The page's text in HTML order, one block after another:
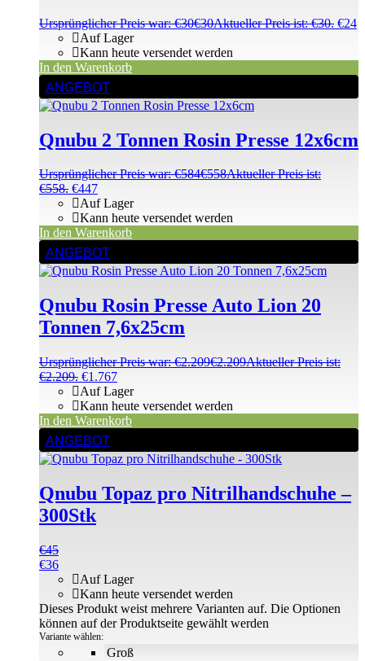
Ursprünglicher Preis war: €30€30Aktueller Preis ist: €30. €24
Auf Lager
Kann heute versendet werden
In den Warenkorb
ANGEBOT
Qnubu 2 Tonnen Rosin Presse 12x6cm
Ursprünglicher Preis war: €584€558Aktueller Preis ist:
€558. €447
Auf Lager
Kann heute versendet werden
In den Warenkorb
ANGEBOT
Qnubu Rosin Presse Auto Lion 20
Tonnen 7,6x25cm
Ursprünglicher Preis war: €2.209€2.209Aktueller Preis ist:
€2.209. €1.767
Auf Lager
Kann heute versendet werden
In den Warenkorb
ANGEBOT
Qnubu Topaz pro Nitrilhandschuhe –
300Stk
€45
€36
Groß
Auf Lager
Kann heute versendet werden
Variante wählen:
Dieses Produkt weist mehrere Varianten auf. Die Optionen
können auf der Produktseite gewählt werden